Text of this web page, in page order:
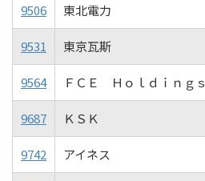
9506 東北電力
9531 東京瓦斯
9564 ＦＣＥ Ｈｏｌｄｉｎｇｓ
9687 ＫＳＫ
9742 アイネス